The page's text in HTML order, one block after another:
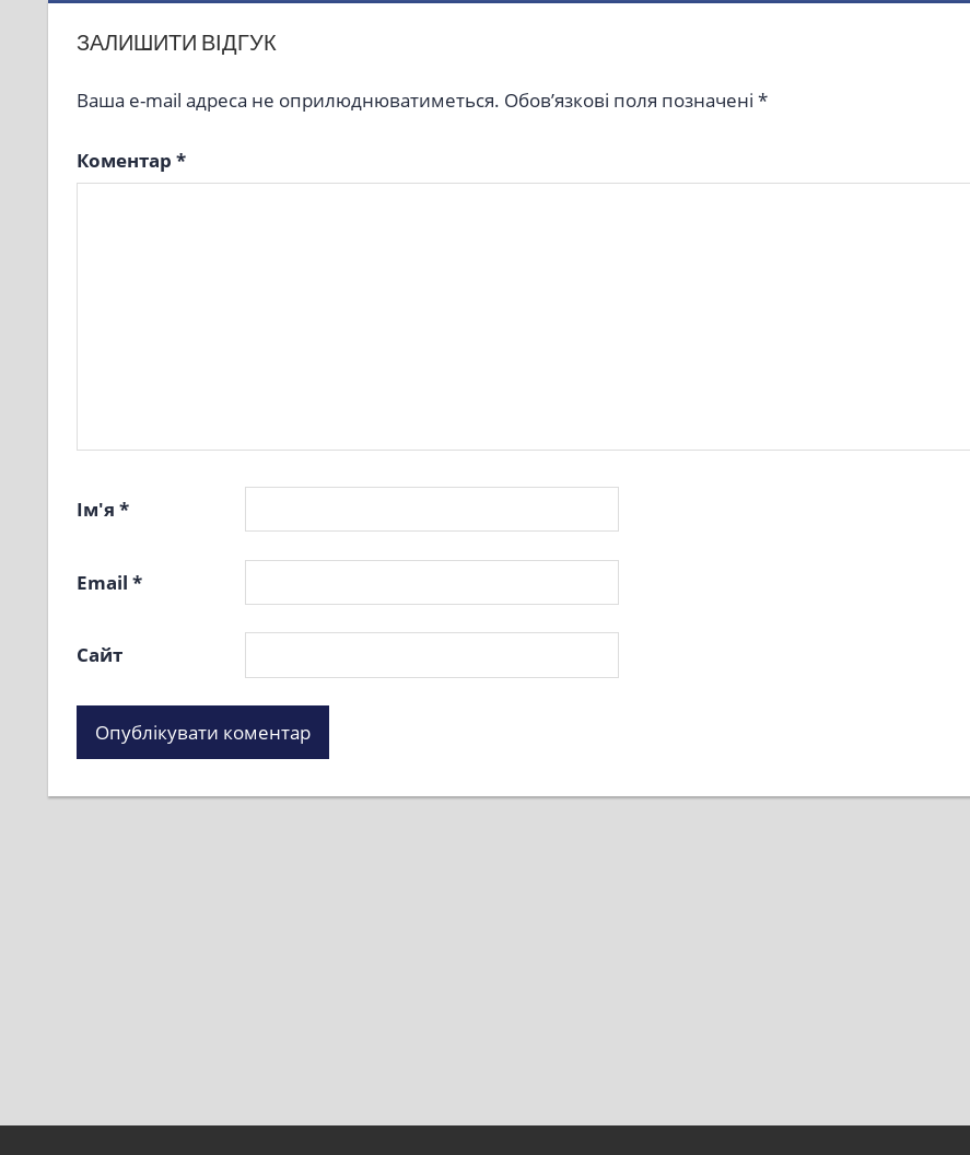
ЗАЛИШИТИ ВІДГУК
Ваша e-mail адреса не оприлюднюватиметься. Обов’язкові поля позначені *
Коментар *
Ім'я *
Email *
Сайт